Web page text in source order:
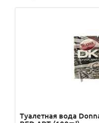
Туалетная вода